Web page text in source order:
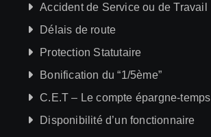
Accident de Service ou de Travail
Délais de route
Protection Statutaire
Bonification du “1/5ème”
C.E.T – Le compte épargne-temps
Disponibilité d’un fonctionnaire